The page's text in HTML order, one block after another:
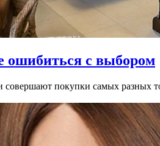
ошибиться с выбором
совершают покупки самых разных